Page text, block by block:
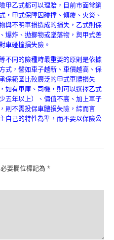
甲乙式都可以理賠，目前市面常銷
，甲式保障因碰撞、傾覆、火災、
與不明車損造成的損失，乙式則保
爆炸、拋擲物或墜落物，與甲式差
車碰撞損失險。
不同的險種時最重要的原則是依據
式，譬如車子越新、車價越高、保
保範圍比較廣泛的甲式車體損失
如有車庫、司機，則可以選擇乙式
五年以上）、價值不高、加上車子
則不需投保車體損失險，綜而言
自己的特性為準，而不要以保險公
必要欄位標記為 *